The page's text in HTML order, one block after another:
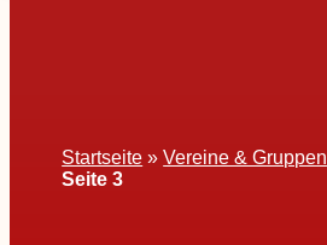
Startseite »Vereine & Gruppen
Seite 3